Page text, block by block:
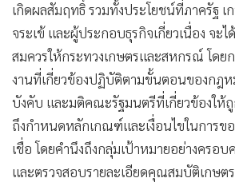
เกิดผลสัมฤทธิ์ รวมทั้งประโยชน์ที่ภาครัฐ เ
จระเข้ และผู้ประกอบธุรกิจเกี่ยวเนื่อง จะไ
สมควรให้กระทวงเกษตรและสหกรณ์ โดย
งานที่เกี่ยวข้องปฏิบัติตามขั้นตอนของกฎห
บังคับ และมติคณะรัฐมนตรีที่เกี่ยวข้องให้
ถึงกำหนดหลักเกณฑ์และเงื่อนไขในการ
เชื่อ โดยคำนึงถึงกลุ่มเป้าหมายอย่างครอบ
และตรวจสอบรายละเอียดคุณสมบัติเกษตร